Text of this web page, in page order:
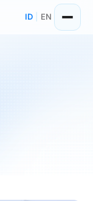
ID EN